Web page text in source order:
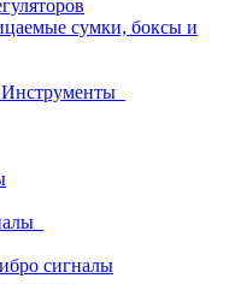
сумки, боксы и
сигналы